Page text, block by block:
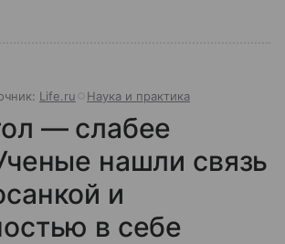
Life.ru Наука и практика
— слабее
нашли связь
и
в себе